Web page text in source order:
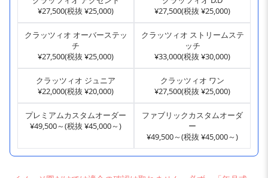
¥27,500(税抜 ¥25,000)
¥27,500(税抜 ¥25,000)
クラッツィオ オーバーステッ
チ
¥27,500(税抜 ¥25,000)
クラッツィオ ストリームステ
ッチ
¥33,000(税抜 ¥30,000)
クラッツィオ ジュニア
¥22,000(税抜 ¥20,000)
クラッツィオ ワン
¥27,500(税抜 ¥25,000)
プレミアムカスタムオーダー
¥49,500～(税抜 ¥45,000～)
ファブリックカスタムオーダ
ー
¥49,500～(税抜 ¥45,000～)